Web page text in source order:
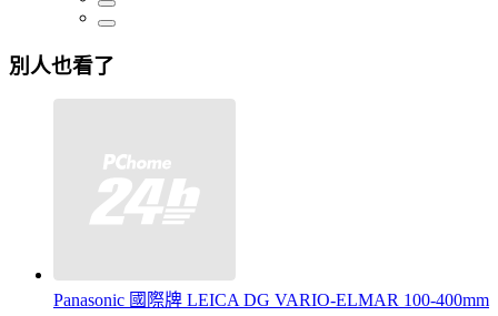
別人也看了
Panasonic 國際牌 LEICA DG VARIO-ELMAR 100-400mm